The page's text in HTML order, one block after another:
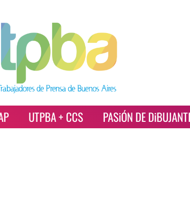
UTPBA + CCS PASiÓN DE